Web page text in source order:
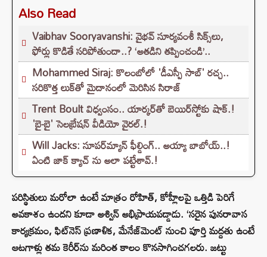
Also Read
Vaibhav Sooryavanshi: వైభవ్ సూర్యవంశీ సిక్స్‌లు,
ఫోర్లు కొడితే సరిపోతుందా..? ‘అతడిని తప్పించండి’..
Mohammed Siraj: కొలంబోలో 'డీఎస్పీ సాబ్' రచ్చ..
సరికొత్త లుక్‌తో మైదానంలో మెరిసిన సిరాజ్
Trent Boult విధ్వంసం.. యార్కర్‌తో బెయిర్‌స్టోకు షాక్.!
'బై-బై' సెలబ్రేషన్ వీడియో వైరల్.!
Will Jacks: సూపర్‌మ్యాన్ ఫీల్డింగ్.. అయ్యా బాబోయ్..!
ఏంటి జాక్ క్యాచ్ ను అలా పట్టేశావ్.!
పరిస్థితులు మరోలా ఉంటే మాత్రం రోహిత్, కోహ్లీలపై ఒత్తిడి పెరిగే
అవకాశం ఉందని కూడా అశ్విన్ అభిప్రాయపడ్డాడు. ‘సరైన పునరావాస
కార్యక్రమం, ఫిట్‌నెస్ ప్రణాళిక, మేనేజ్‌మెంట్ నుంచి పూర్తి మద్దతు ఉంటే
ఆటగాళ్లు తమ కెరీర్‌ను మరింత కాలం కొనసాగించగలరు. జట్టు